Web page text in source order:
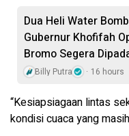
Dua Heli Water
Gubernur Khofifah
Bromo Segera
Billy Putra 16 hours
“Kesiapsiagaan lintas
kondisi cuaca yang